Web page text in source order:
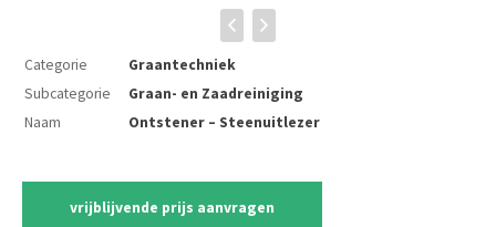
Categorie
Graantechniek
Subcategorie
Graan- en Zaadreiniging
Naam
Ontstener – Steenuitlezer
vrijblijvende prijs aanvragen